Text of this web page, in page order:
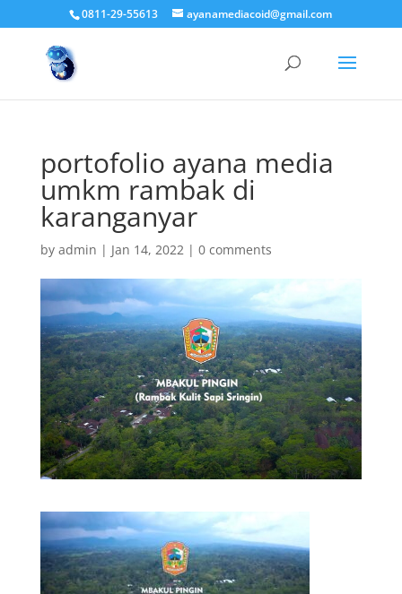
0811-29-55613 ayanamediacoid@gmail.com
portofolio ayana media
umkm rambak di
karanganyar
by admin | Jan 14, 2022| 0 comments